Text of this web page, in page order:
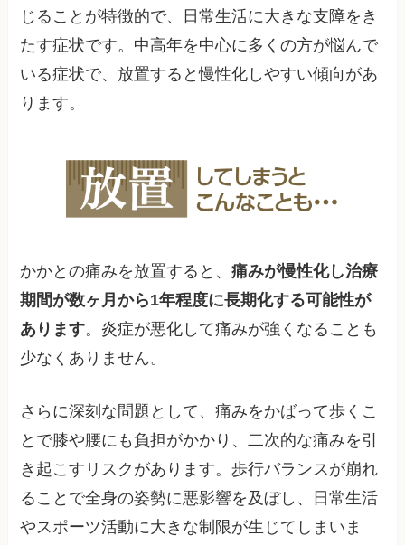
じることが特徴的で、日常生活に大きな支障をき
たす症状です。中高年を中心に多くの方が悩んで
いる症状で、放置すると慢性化しやすい傾向があ
ります。
かかとの痛みを放置すると、痛みが慢性化し治療
期間が数ヶ月から1年程度に長期化する可能性が
あります。炎症が悪化して痛みが強くなることも
少なくありません。
さらに深刻な問題として、痛みをかばって歩くこ
とで膝や腰にも負担がかかり、二次的な痛みを引
き起こすリスクがあります。歩行バランスが崩れ
ることで全身の姿勢に悪影響を及ぼし、日常生活
やスポーツ活動に大きな制限が生じてしまいま